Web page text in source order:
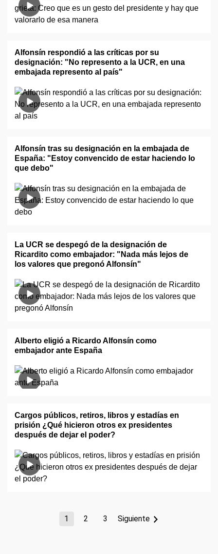
Alfonsín respondió a las críticas por su
designación: "No represento a la UCR, en una
embajada represento al país"
Alfonsín tras su designación en la embajada de
España: "Estoy convencido de estar haciendo lo
que debo"
La UCR se despegó de la designación de
Ricardito como embajador: "Nada más lejos de
los valores que pregonó Alfonsín"
Alberto eligió a Ricardo Alfonsín como
embajador ante España
Cargos públicos, retiros, libros y estadías en
prisión ¿Qué hicieron otros ex presidentes
después de dejar el poder?
1 2 3 Siguiente